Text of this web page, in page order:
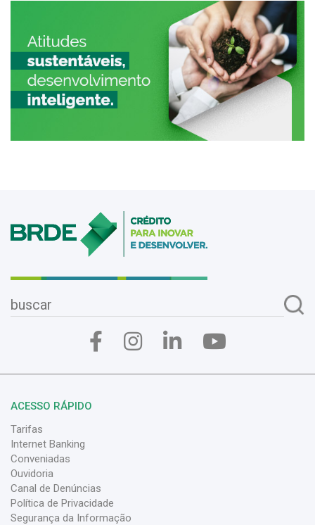
ACESSO RÁPIDO
Tarifas
Internet Banking
Conveniadas
Ouvidoria
Canal de Denúncias
Política de Privacidade
Segurança da Informação